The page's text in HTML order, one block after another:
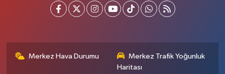
Merkez Hava Durumu
Merkez Trafik Yoğunluk
Haritası